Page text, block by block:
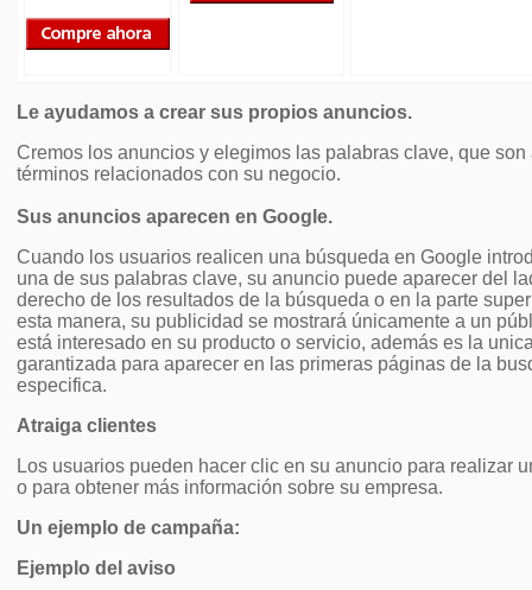
Le ayudamos a crear sus propios anuncios.
Cremos los anuncios y elegimos las palabras clave, que son
términos relacionados con su negocio.
Sus anuncios aparecen en Google.
Cuando los usuarios realicen una búsqueda en Google
una de sus palabras clave, su anuncio puede aparecer del
derecho de los resultados de la búsqueda o en la parte
esta manera, su publicidad se mostrará únicamente a un
está interesado en su producto o servicio, además es la
garantizada para aparecer en las primeras páginas de la
especifica.
Atraiga clientes
Los usuarios pueden hacer clic en su anuncio para realizar
o para obtener más información sobre su empresa.
Un ejemplo de campaña:
Ejemplo del aviso